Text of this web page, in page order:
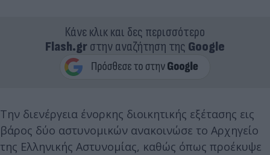
Κάνε κλικ και δες περισσότερο
Flash.grστην αναζήτηση της Google
Την διενέργεια ένορκης διοικητικής εξέτασης εις
βάρος δύο αστυνομικών ανακοινώσε το Αρχηγείο
της Ελληνικής Αστυνομίας, καθώς όπως προέκυψε